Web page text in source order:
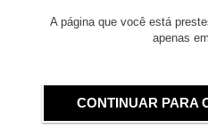
A página que você está
apenas
CONTINUAR PARA